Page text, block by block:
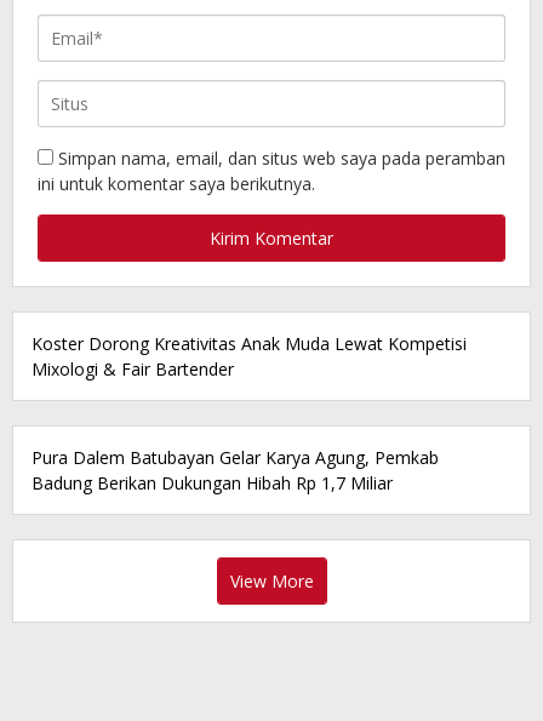
Simpan nama, email, dan situs web saya pada peramban
ini untuk komentar saya berikutnya.
Koster Dorong Kreativitas Anak Muda Lewat Kompetisi
Mixologi & Fair Bartender
Pura Dalem Batubayan Gelar Karya Agung, Pemkab
Badung Berikan Dukungan Hibah Rp 1,7 Miliar
View More